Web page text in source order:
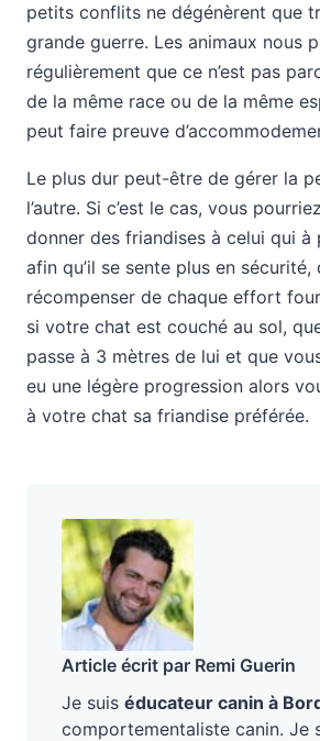
petits conflits ne dégénèrent que
grande guerre. Les animaux nous
régulièrement que ce n’est pas
de la même race ou de la même
peut faire preuve
Le plus dur peut-être de gérer la
l’autre. Si c’est le cas, vous
donner des friandises à celui qui à
afin qu’il se sente plus en sécurité,
récompenser de chaque effort
si votre chat est couché au sol,
passe à 3 mètres de lui et que
eu une légère progression alors
à votre chat sa friandise préférée.
Article écrit par Remi Guerin
Je suis éducateur canin à
comportementaliste canin. Je